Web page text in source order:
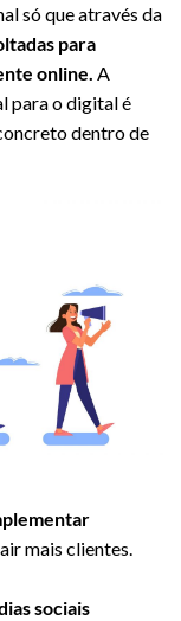
só que através da
para
online. A
para o digital é
dentro de
mais clientes.
sociais